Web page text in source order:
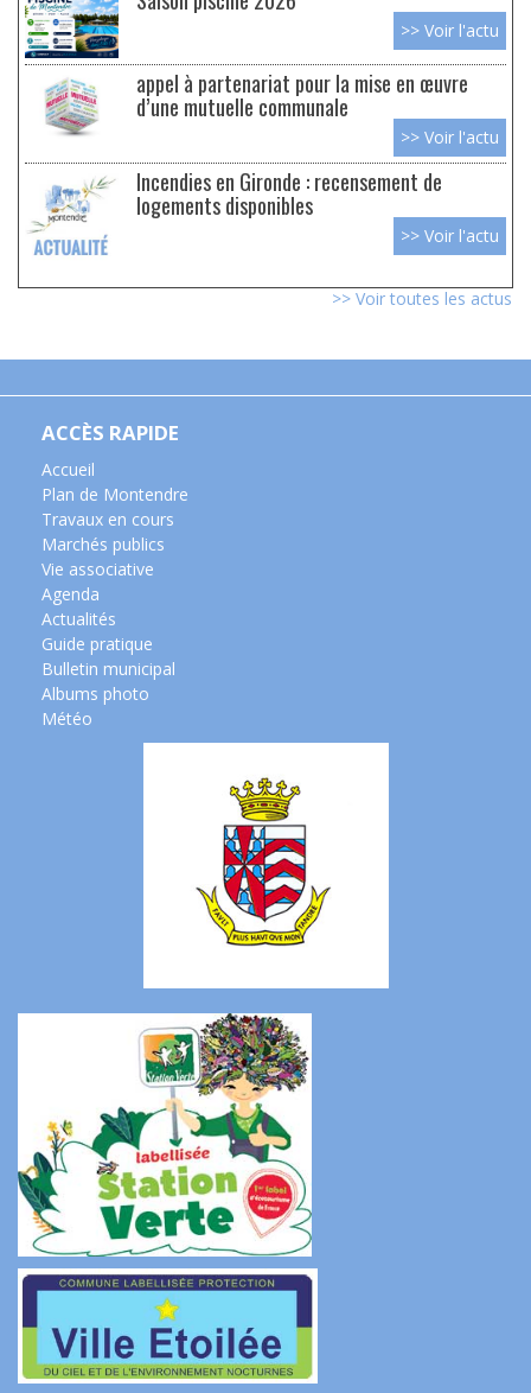
>> Voir l'actu
appel à partenariat pour la mise en œuvre
d’une mutuelle communale
>> Voir l'actu
Incendies en Gironde : recensement de
logements disponibles
>> Voir l'actu
>> Voir toutes les actus
ACCÈS RAPIDE
Accueil
Plan de Montendre
Travaux en cours
Marchés publics
Vie associative
Agenda
Actualités
Guide pratique
Bulletin municipal
Albums photo
Météo